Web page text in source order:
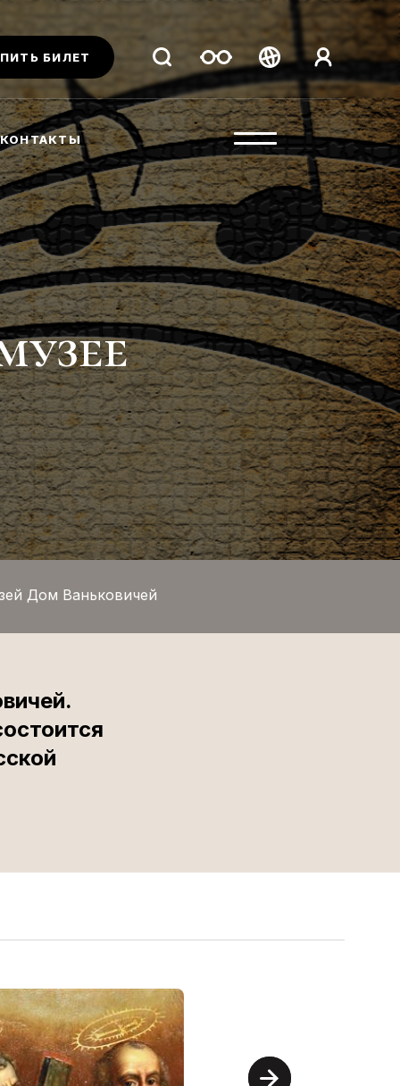
БИЛЕТ
Беларуская
Русский
English
КОНТАКТЫ
Дом Ваньковичей